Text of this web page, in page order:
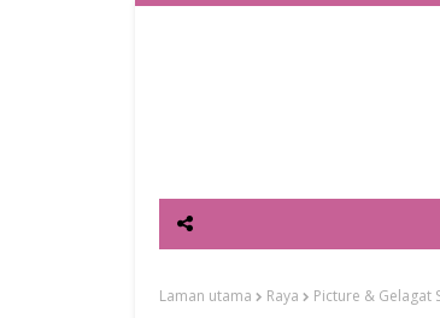
Laman utama Raya Picture & Gelagat